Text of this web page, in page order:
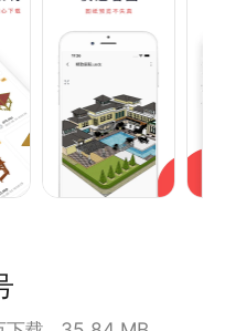
提供：3DMAX,3ds
建模,3D,图
便携移动设备上展示
3ds Max的工具。
模型建模技巧、
容涵盖室内模型设计建
示3D模型为一体的三
中文手机版拥有丰